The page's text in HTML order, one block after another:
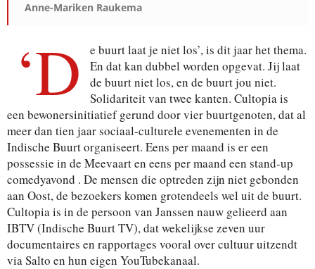
Anne-Mariken Raukema
‘D
e buurt laat je niet los’, is dit jaar het thema.
En dat kan dubbel worden opgevat. Jij laat
de buurt niet los, en de buurt jou niet.
Solidariteit van twee kanten. Cultopia is
een bewonersinitiatief gerund door vier buurtgenoten, dat al
meer dan tien jaar sociaal-culturele evenementen in de
Indische Buurt organiseert. Eens per maand is er een
possessie in de Meevaart en eens per maand een stand-up
comedyavond . De mensen die optreden zijn niet gebonden
aan Oost, de bezoekers komen grotendeels wel uit de buurt.
Cultopia is in de persoon van Janssen nauw gelieerd aan
IBTV (Indische Buurt TV), dat wekelijkse zeven uur
documentaires en rapportages vooral over cultuur uitzendt
via Salto en hun eigen YouTubekanaal.